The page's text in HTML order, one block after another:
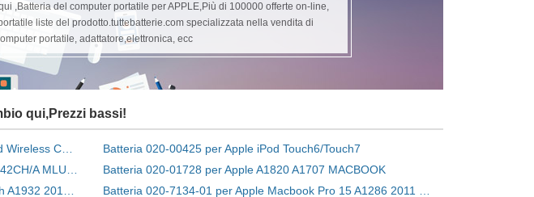
,Batteria del computer portatile per APPLE,Più di 100000 offerte on-line,
liste del prodotto.tuttebatterie.com specializzata nella vendita di
portatile, adattatore,elettronica, ecc
qui,Prezzi bassi!
Batteria 020-00425 per Apple iPod Touch6/Touch7
Batteria 020-01728 per Apple A1820 A1707 MACBOOK